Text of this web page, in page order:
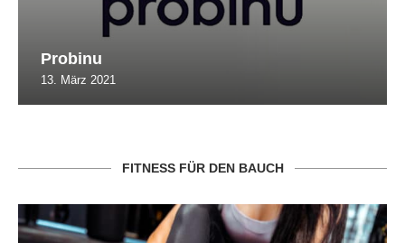
Probinu
13. März 2021
FITNESS FÜR DEN BAUCH